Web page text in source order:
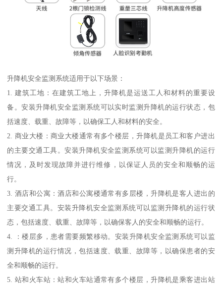
升降机安全监测系统适用于以下场景：
1. 建筑工地：在建筑工地上，升降机是运送工人和材料的重要设
备。安装升降机安全监测系统可以实时监测升降机的运行状态，包
括速度、载重、故障等，以确保工人和材料的安全。
2. 商业大楼：商业大楼通常有多个楼层，升降机是员工和客户进出
的主要交通工具。安装升降机安全监测系统可以监测升降机的运行
情况，及时发现故障并进行维修，以保证人员的安全和顺畅的运
行。
3. 酒店和公寓：酒店和公寓楼通常有多层楼，升降机是客人进出的
主要交通工具。安装升降机安全监测系统可以监测升降机的运行状
态，包括速度、载重、故障等，以确保客人的安全和顺畅的运行。
4. ：楼层多，患者需要频繁移动。安装升降机安全监测系统可以监
测升降机的运行情况，包括速度、载重、故障等，以确保患者的安
全和顺畅的运行。
5. 站和火车站：站和火车站通常有多个楼层，升降机是乘客进出站